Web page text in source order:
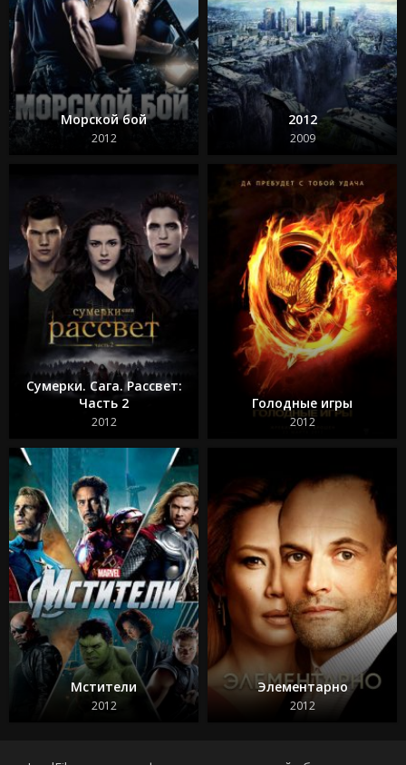
Морской бой
2012
2012
2009
Сумерки. Сага. Рассвет:
Часть 2
2012
Голодные игры
2012
Мстители
2012
Элементарно
2012